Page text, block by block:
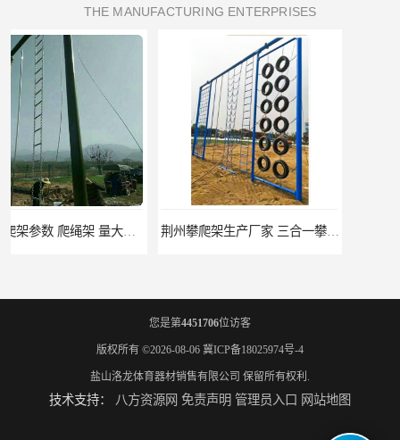
THE MANUFACTURING ENTERPRISES
荆州攀爬架生产厂家 三合一攀登架 定做加工
您是第4451706位访客
版权所有 ©2026-08-06 冀ICP备18025974号-4
盐山洛龙体育器材销售有限公司 保留所有权利.
技术支持： 八方资源网 免责声明 管理员入口 网站地图